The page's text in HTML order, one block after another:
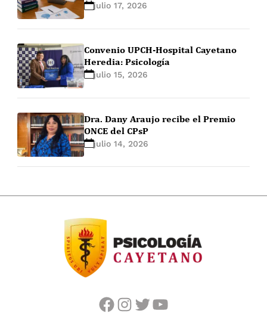
julio 17, 2026
Convenio UPCH-Hospital Cayetano
Heredia: Psicología
julio 15, 2026
Dra. Dany Araujo recibe el Premio
ONCE del CPsP
julio 14, 2026
facebook instagram twitter youtube